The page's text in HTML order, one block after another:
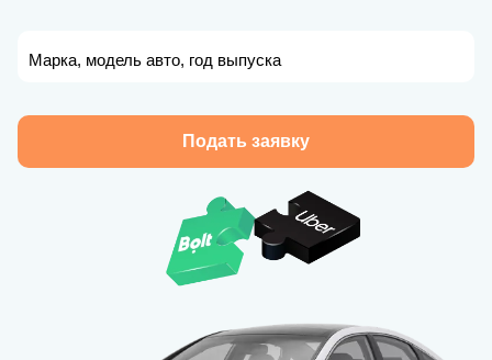
Марка, модель авто, год выпуска
Подать заявку